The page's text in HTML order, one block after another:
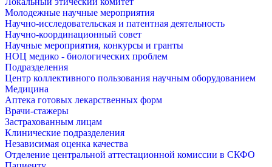
Молодежные научные мероприятия
Научно-исследовательская и патентная деятельность
Научно-координационный совет
Научные мероприятия, конкурсы и гранты
НОЦ медико - биологических проблем
Подразделения
Центр коллективного пользования научным оборудованием
Медицина
Аптека готовых лекарственных форм
Врачи-стажеры
Застрахованным лицам
Клинические подразделения
Независимая оценка качества
Отделение центральной аттестационной комиссии в СКФО